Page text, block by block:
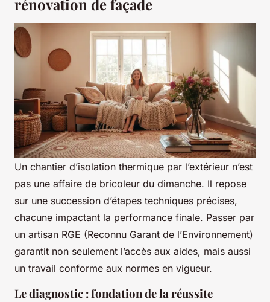
rénovation de façade
Un chantier d’isolation thermique par l’extérieur n’est
pas une affaire de bricoleur du dimanche. Il repose
sur une succession d’étapes techniques précises,
chacune impactant la performance finale. Passer par
un artisan RGE (Reconnu Garant de l’Environnement)
garantit non seulement l’accès aux aides, mais aussi
un travail conforme aux normes en vigueur.
Le diagnostic : fondation de la réussite